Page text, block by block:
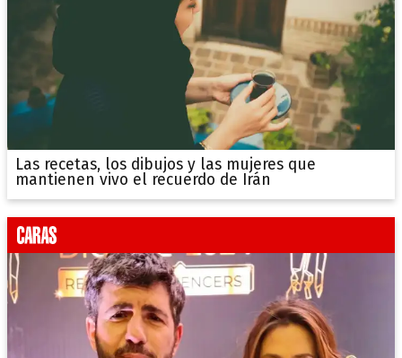
Las recetas, los dibujos y las mujeres que
mantienen vivo el recuerdo de Irán